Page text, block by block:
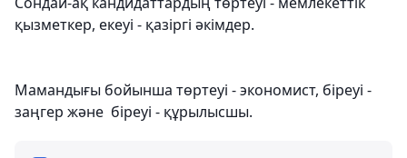
қызметкер, екеуі - қазіргі әкімдер.
Мамандығы бойынша төртеуі - экономист, біреуі -
заңгер және біреуі - құрылысшы.